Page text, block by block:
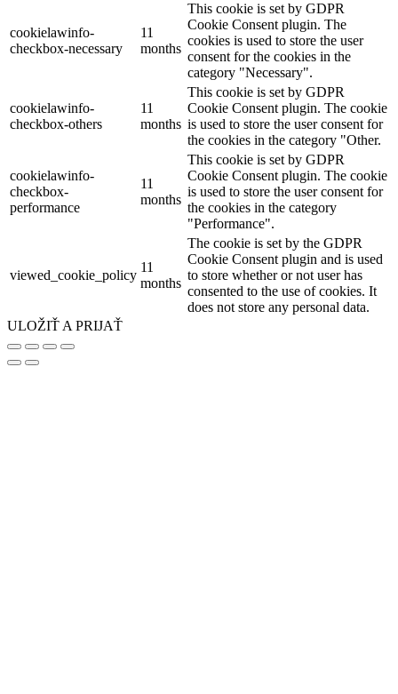
cookielawinfo-
checkbox-necessary
11
months
This cookie is set by GDPR
Cookie Consent plugin. The
cookies is used to store the user
consent for the cookies in the
category "Necessary".
cookielawinfo-
checkbox-others
11
months
This cookie is set by GDPR
Cookie Consent plugin. The cookie
is used to store the user consent for
the cookies in the category "Other.
cookielawinfo-
checkbox-
performance
11
months
This cookie is set by GDPR
Cookie Consent plugin. The cookie
is used to store the user consent for
the cookies in the category
"Performance".
viewed_cookie_policy
11
months
The cookie is set by the GDPR
Cookie Consent plugin and is used
to store whether or not user has
consented to the use of cookies. It
does not store any personal data.
ULOŽIŤ A PRIJAŤ